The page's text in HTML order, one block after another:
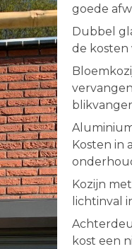
goede
Dubbel
de kosten
Kosten in
Kozijn
lichtinval
kost een